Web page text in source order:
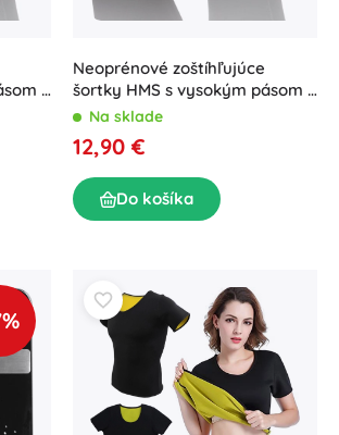
–
Neoprénové zoštíhľujúce
šortky HMS s vysokým pásom –
XLNa sklade
12,90 €
Do košíka